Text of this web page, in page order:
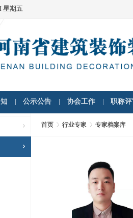
星期五
公示公告 协会工作 职称
首页 行业专家 专家档案库